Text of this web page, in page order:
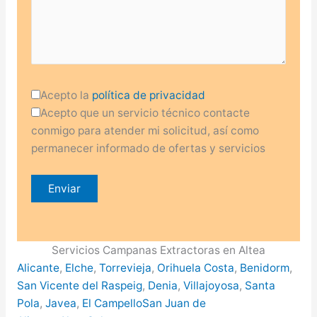
Acepto la política de privacidad
Acepto que un servicio técnico contacte
conmigo para atender mi solicitud, así como
permanecer informado de ofertas y servicios
Servicios Campanas Extractoras en Altea
Alicante, Elche, Torrevieja, Orihuela Costa, Benidorm,
San Vicente del Raspeig, Denia, Villajoyosa, Santa
Pola, Javea, El CampelloSan Juan de